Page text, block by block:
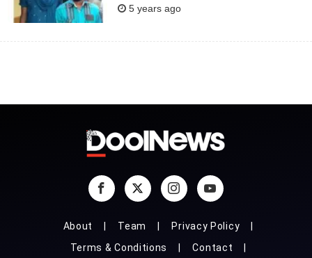
5 years ago
About Team
Privacy Policy
Terms & Conditions
Contact